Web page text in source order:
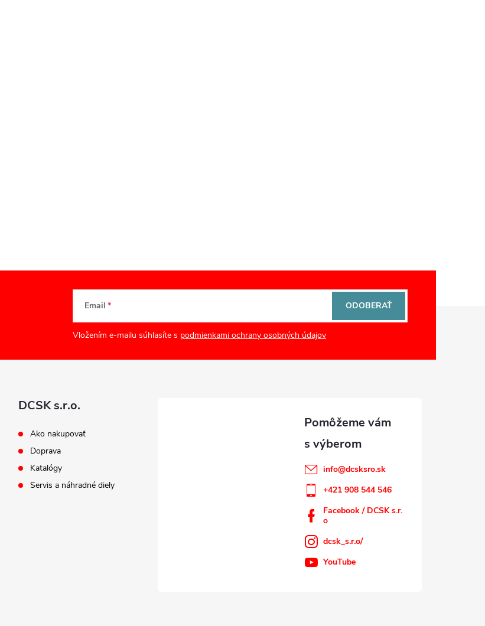
Email
Vložením e-mailu súhlasíte s podmienkami ochrany osobných údajov
ODOBERAŤ
DCSK s.r.o.
Ako nakupovať
Doprava
Katalógy
Servis a náhradné diely
info@dcsksro.sk
+421 908 544 546
Facebook / DCSK s.r.
o
dcsk_s.r.o/
YouTube